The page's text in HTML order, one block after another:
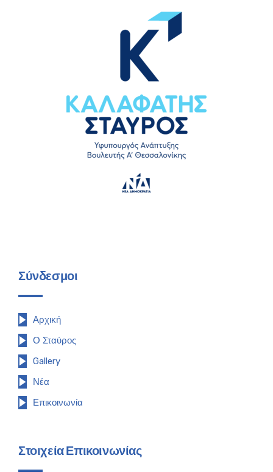
Σύνδεσμοι
Αρχική
Ο Σταύρος
Gallery
Νέα
Επικοινωνία
Στοιχεία Επικοινωνίας